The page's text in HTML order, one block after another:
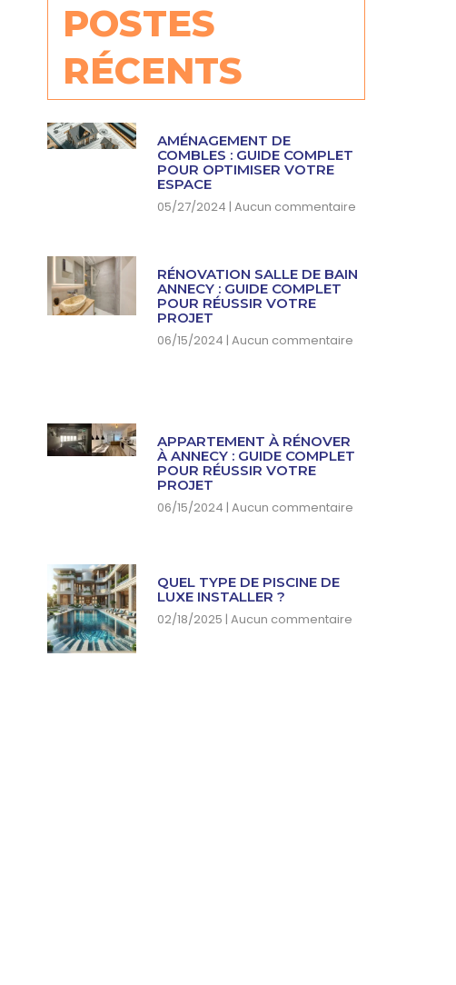
POSTES
RÉCENTS
AMÉNAGEMENT DE
COMBLES : GUIDE COMPLET
POUR OPTIMISER VOTRE
ESPACE
05/27/2024 Aucun commentaire
RÉNOVATION SALLE DE BAIN
ANNECY : GUIDE COMPLET
POUR RÉUSSIR VOTRE
PROJET
06/15/2024 Aucun commentaire
APPARTEMENT À RÉNOVER
À ANNECY : GUIDE COMPLET
POUR RÉUSSIR VOTRE
PROJET
06/15/2024 Aucun commentaire
QUEL TYPE DE PISCINE DE
LUXE INSTALLER ?
02/18/2025 Aucun commentaire